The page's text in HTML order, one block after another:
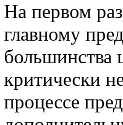
На первом
главному
большинства
критически
процессе